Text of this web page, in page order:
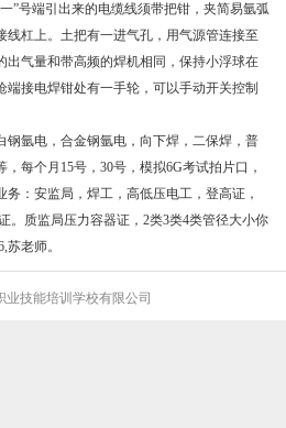
”号端引出来的电缆线须带把钳，夹简易氩弧
线杠上。土把有一进气孔，用气源管连接至
出气量和带高频的焊机相同，保持小浮球在
端接电焊钳处有一手轮，可以手动开关控制
钢氩电，合金钢氩电，向下焊，二保焊，普
，每个月15号，30号，模拟6G考试拍片口，
：安监局，焊工，高低压电工，登高证，
质监局压力容器证，2类3类4类管径大小你
苏老师。
业技能培训学校有限公司